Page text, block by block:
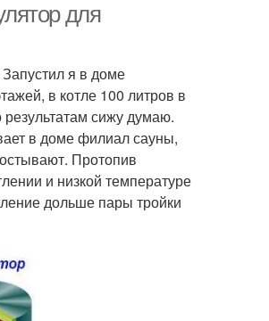
для
я в доме
в котле 100 литров в
сижу думаю.
в доме филиал сауны,
Протопив
и низкой температуре
дольше пары тройки